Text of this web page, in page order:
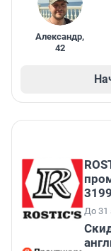
Александр,
42
До 31